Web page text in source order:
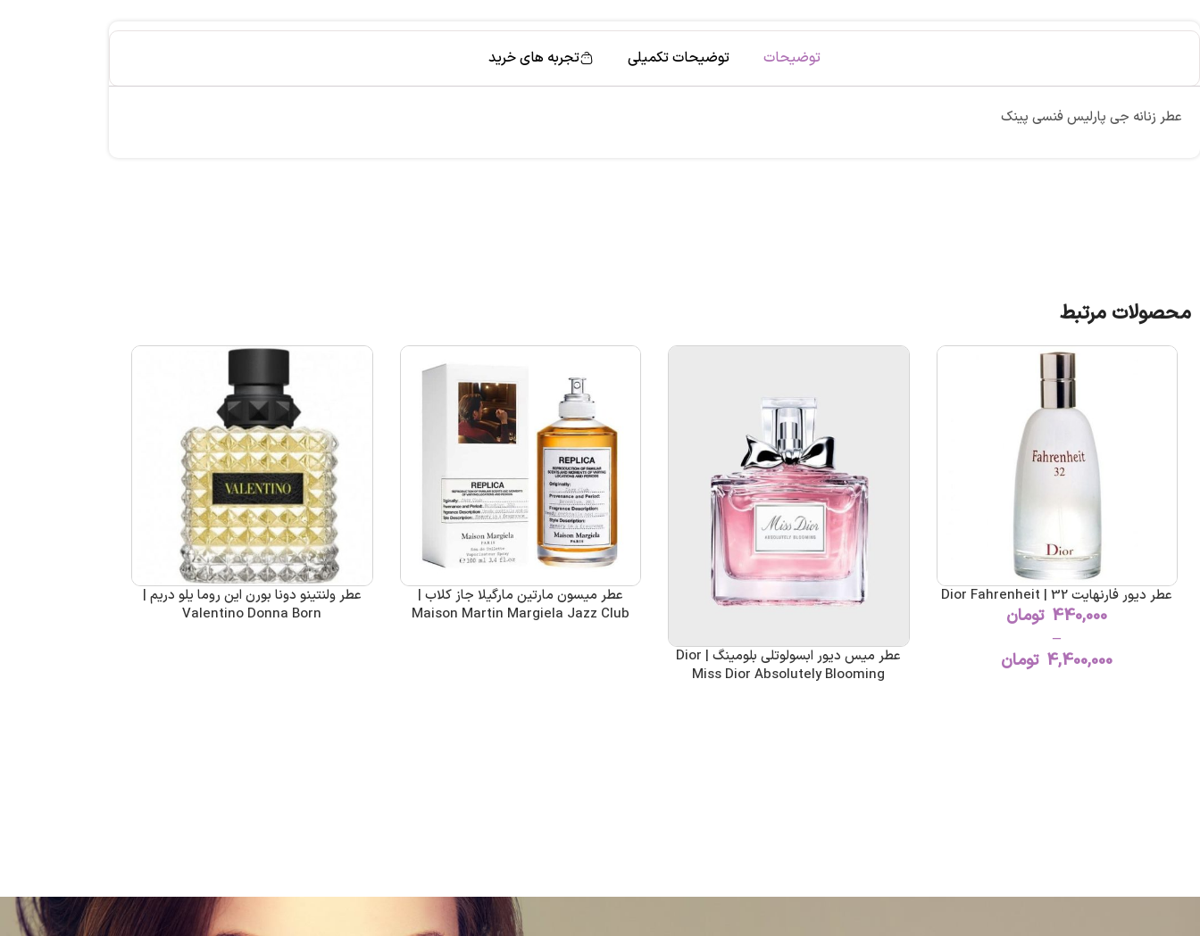
توضیحات توضیحات تکمیلی تجربه های خرید
عطر زنانه جی پارلیس فنسی پینک
محصولات مرتبط
عطر دیور فارنهایت 32 | Dior Fahrenheit
440,000 تومان
–
4,400,000 تومان
عطر میس دیور ابسولوتلی بلومینگ | Dior
Miss Dior Absolutely Blooming
عطر میسون مارتین مارگیلا جاز کلاب |
Maison Martin Margiela Jazz Club
عطر ولنتینو دونا بورن این روما یلو دریم |
Valentino Donna Born